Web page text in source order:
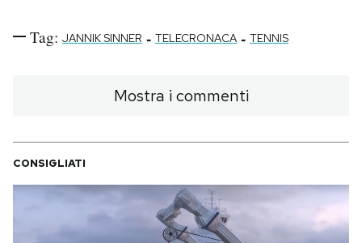
Tag: JANNIK SINNER - TELECRONACA - TENNIS
Mostra i commenti
CONSIGLIATI